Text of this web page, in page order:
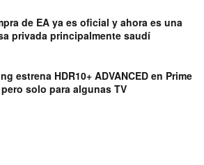
de EA ya es oficial y ahora es una
privada principalmente saudí
estrena HDR10+ ADVANCED en Prime
solo para algunas TV